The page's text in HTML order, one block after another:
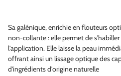
Sa galénique, enrichie en flouteurs
non-collante : elle permet de
l'application. Elle laisse la peau
offrant ainsi un lissage optique des
d'ingrédients d'origine naturelle